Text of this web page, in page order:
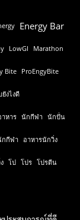
Energy Bar
LowGI Marathon
Bite ProEngyBite
งไงดี
หาร นักกีฬา นักปั่น
กกีฬา อาหารนักวิ่ง
โป โปร โปรตีน